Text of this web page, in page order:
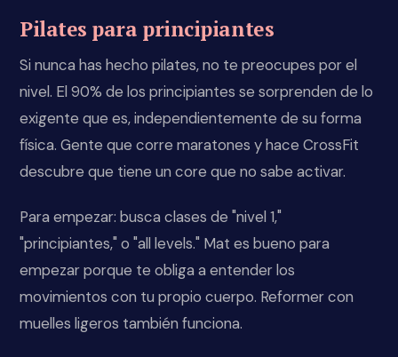
Pilates para principiantes
Si nunca has hecho pilates, no te preocupes por el
nivel. El 90% de los principiantes se sorprenden de lo
exigente que es, independientemente de su forma
física. Gente que corre maratones y hace CrossFit
descubre que tiene un core que no sabe activar.
Para empezar: busca clases de "nivel 1,"
"principiantes," o "all levels." Mat es bueno para
empezar porque te obliga a entender los
movimientos con tu propio cuerpo. Reformer con
muelles ligeros también funciona.